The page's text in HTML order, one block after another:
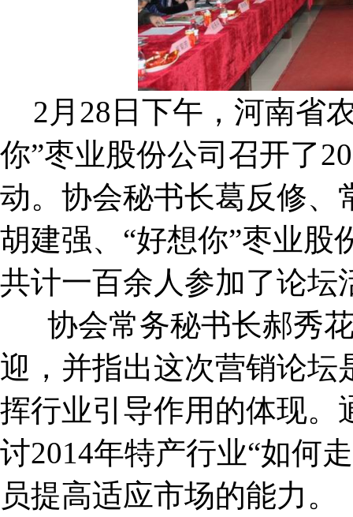
2月28日下午，河南省
你”枣业股份公司召开了
动。协会秘书长葛反修、
胡建强、“好想你”枣业股
共计一百余人参加了论坛
协会常务秘书长郝秀花
迎，并指出这次营销论坛
挥行业引导作用的体现。
讨2014年特产行业“如何
员提高适应市场的能力。